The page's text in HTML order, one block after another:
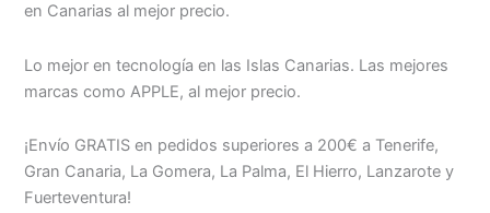
en Canarias al mejor precio.
Lo mejor en tecnología en las Islas Canarias. Las mejores
marcas como APPLE, al mejor precio.
¡Envío GRATIS en pedidos superiores a 200€ a Tenerife,
Gran Canaria, La Gomera, La Palma, El Hierro, Lanzarote y
Fuerteventura!